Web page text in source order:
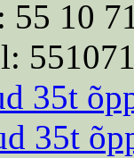
55 10
35t
35t